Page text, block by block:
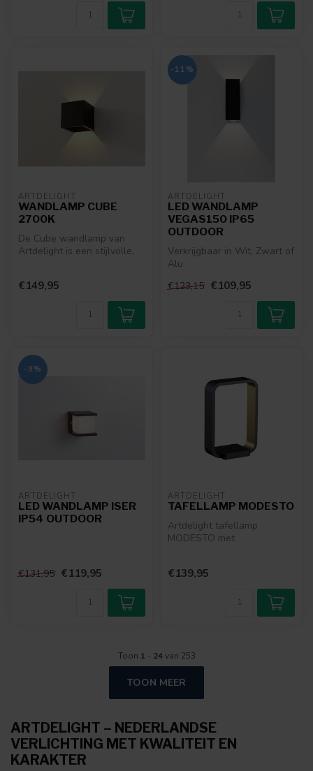
ARTDELIGHT
WANDLAMP CUBE
2700K
De Cube wandlamp van
Artdelight is een stijlvolle,
€149,95
-11%
ARTDELIGHT
LED WANDLAMP
VEGAS150 IP65
OUTDOOR
Verkrijgbaar in Wit, Zwart of
Alu
€123,15 €109,95
-9%
ARTDELIGHT
LED WANDLAMP ISER
IP54 OUTDOOR
€131,95 €119,95
ARTDELIGHT
TAFELLAMP MODESTO
Artdelight tafellamp
MODESTO met
b...
€139,95
Toon 1 - 24van 253
TOON MEER
ARTDELIGHT – NEDERLANDSE
VERLICHTING MET KWALITEIT EN
KARAKTER